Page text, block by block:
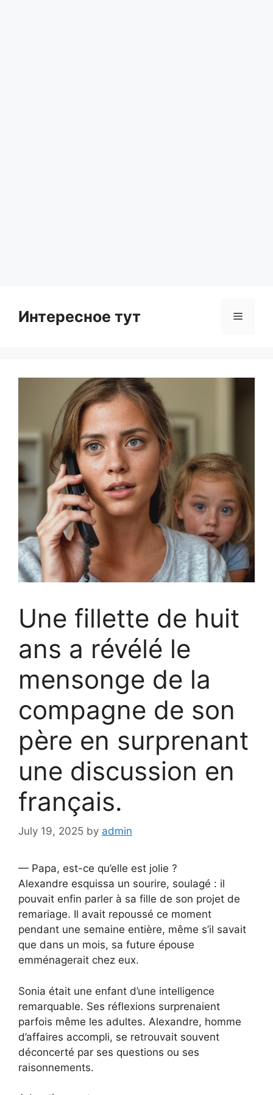
Интересное тут Menu
Une fillette de huit
ans a révélé le
mensonge de la
compagne de son
père en surprenant
une discussion en
français.
July 19, 2025 by admin
— Papa, est-ce qu’elle est jolie ?
Alexandre esquissa un sourire, soulagé : il
pouvait enfin parler à sa fille de son projet de
remariage. Il avait repoussé ce moment
pendant une semaine entière, même s’il savait
que dans un mois, sa future épouse
emménagerait chez eux.
Sonia était une enfant d’une intelligence
remarquable. Ses réflexions surprenaient
parfois même les adultes. Alexandre, homme
d’affaires accompli, se retrouvait souvent
déconcerté par ses questions ou ses
raisonnements.